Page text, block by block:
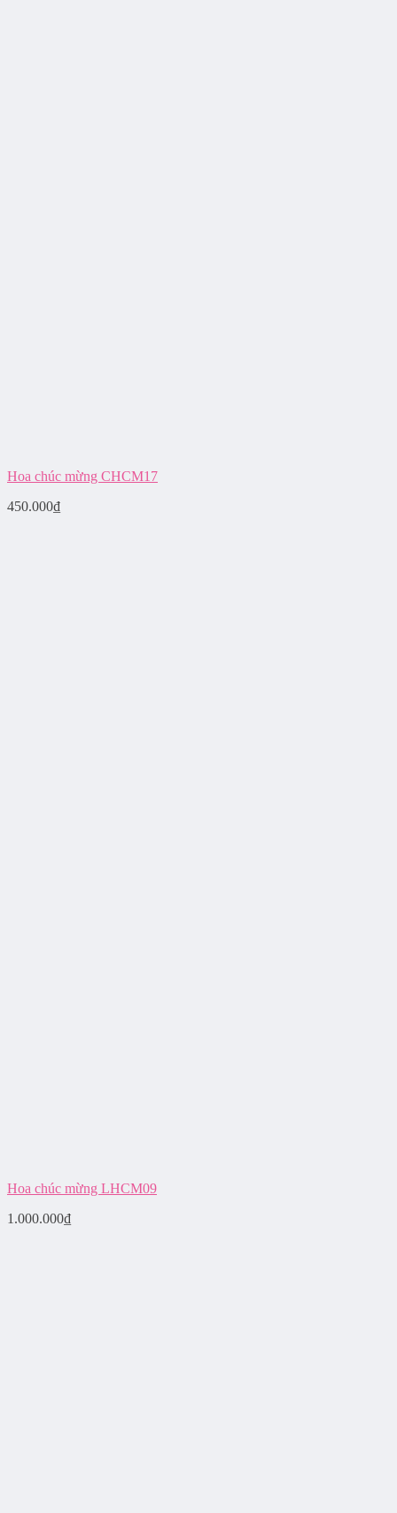
Hoa chúc mừng CHCM17
450.000₫
Hoa chúc mừng LHCM09
1.000.000₫